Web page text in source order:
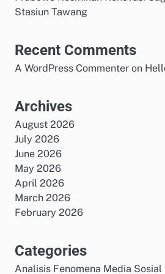
Stasiun Tawang
Recent Comments
A WordPress Commenter on
Archives
August 2026
July 2026
June 2026
May 2026
April 2026
March 2026
February 2026
Categories
Analisis Fenomena Media Sosial